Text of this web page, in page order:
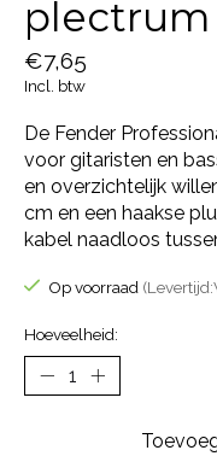
plectrum
€7,65
Incl. btw
De Fender
voor gitaristen en
en overzichtelijk
cm en een haakse
kabel naadloos
Op voorraad
Hoeveelheid: